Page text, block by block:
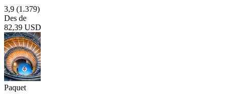
3,9 (1.379)
Des de
82,39 USD
Paquet